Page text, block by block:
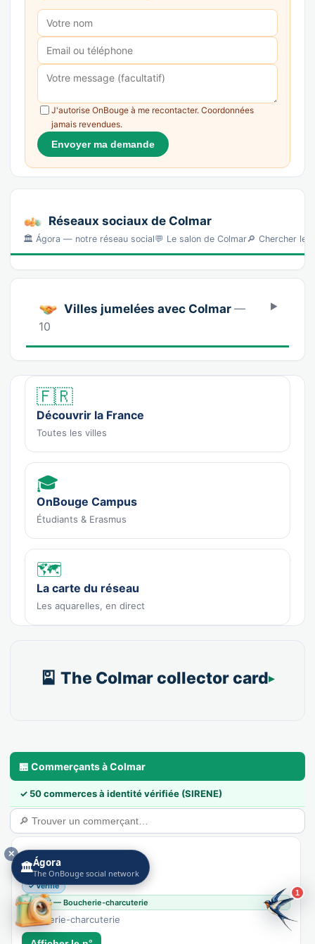
1
J'autorise OnBouge à me recontacter. Coordonnées
jamais revendues.
Envoyer ma demande
Réseaux sociaux de Colmar
🏛️ Ágora — notre réseau social💬 Le salon de Colmar🔎 Chercher le
Villes jumelées avec Colmar —
10
🇫🇷
Découvrir la France
Toutes les villes
🎓
OnBouge Campus
Étudiants & Erasmus
🗺️
La carte du réseau
Les aquarelles, en direct
🎴 The Colmar collector card
🏪 Commerçants à Colmar
✓ 50 commerces à identité vérifiée (SIRENE)
Boucherie Ahmet
Recensé · non-membre
✓ Vérifié
4722Z — Boucherie-charcuterie
Boucherie-charcuterie
🏛️Ágora
The OnBouge social network
✕